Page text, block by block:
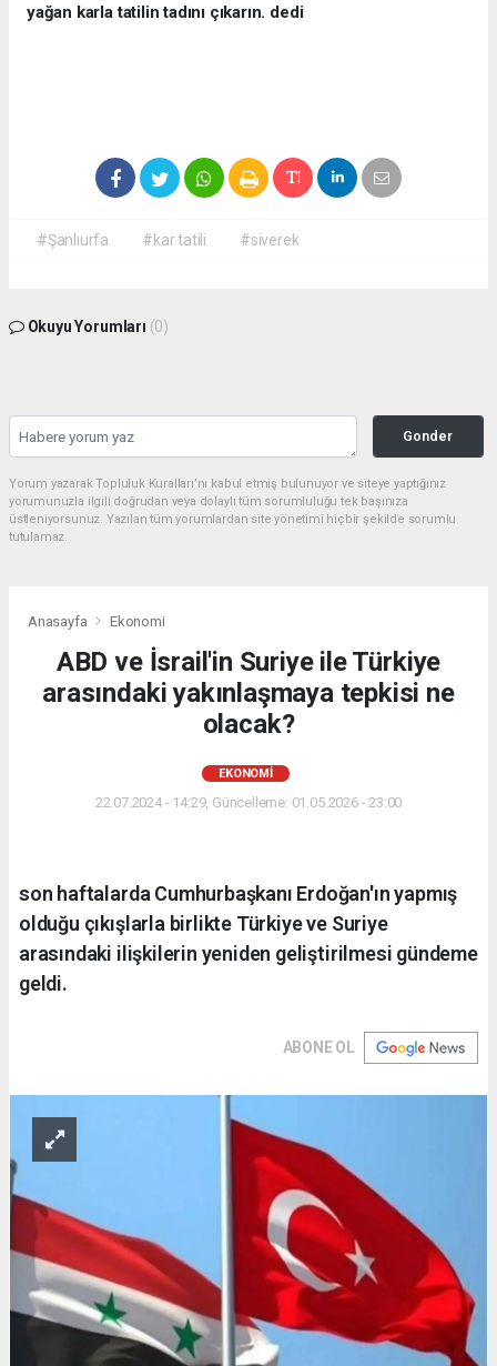
yağan karla tatilin tadını çıkarın. dedi
#Şanlıurfa #kar tatili #siverek
Okuyu Yorumları (0)
Gonder
Yorum yazarak Topluluk Kuralları’nı kabul etmiş bulunuyor ve siteye yaptığınız
yorumunuzla ilgili doğrudan veya dolaylı tüm sorumluluğu tek başınıza
üstleniyorsunuz. Yazılan tüm yorumlardan site yönetimi hiçbir şekilde sorumlu
tutulamaz.
Anasayfa Ekonomi
ABD ve İsrail'in Suriye ile Türkiye
arasındaki yakınlaşmaya tepkisi ne
olacak?
EKONOMI
22.07.2024 - 14:29, Güncelleme: 01.05.2026 - 23:00
son haftalarda Cumhurbaşkanı Erdoğan'ın yapmış
olduğu çıkışlarla birlikte Türkiye ve Suriye
arasındaki ilişkilerin yeniden geliştirilmesi gündeme
geldi.
ABONE OL